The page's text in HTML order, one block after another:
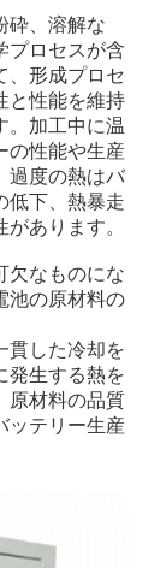
砕、溶解な
プロセスが含
、形成プロセ
と性能を維持
。加工中に温
の性能や生産
過度の熱はバ
低下、熱暴走
あります。
欠なものにな
池の原材料の
貫した冷却を
発生する熱を
原材料の品質
ッテリー生産